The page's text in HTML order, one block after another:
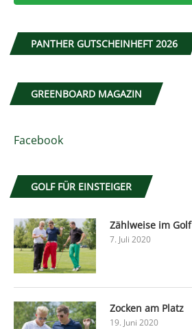
PANTHER GUTSCHEINHEFT 2026
GREENBOARD MAGAZIN
Facebook
GOLF FÜR EINSTEIGER
Zählweise im Golf
7. Juli 2020
Zocken am Platz
19. Juni 2020